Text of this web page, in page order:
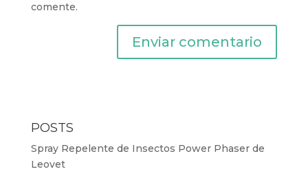
comente.
POSTS
Spray Repelente de Insectos Power Phaser de
Leovet